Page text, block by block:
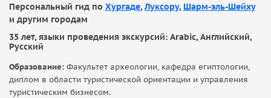
Персональный гид по Хургаде,Луксору, Шарм-эль-Шейху
и другим городам
35 лет, языки проведения экскурсий: Arabic, Английский,
Русский
Образование: Факультет археологии, кафедра египтологии,
диплом в области туристической ориентации и управления
туристическим бизнесом.